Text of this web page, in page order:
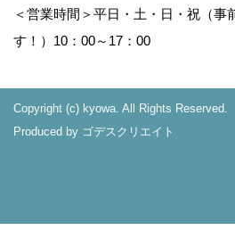
を除き、個人情報を事前に
ん。
＜営業時間＞平日・土・日・祝（事
す！）10：00～17：00
Copyright (c) kyowa. All Rights Reserved.
Produced by ゴデスクリエイト